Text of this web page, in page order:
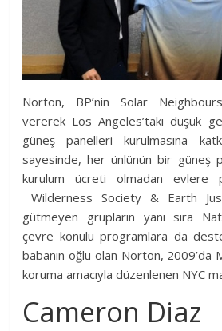
Norton, BP’nin Solar
vererek Los Angeles’taki düşük
güneş panelleri kurulmasına
sayesinde, her ünlünün bir güneş
kurulum ücreti olmadan evlere
Wilderness Society & Earth
gütmeyen grupların yanı sıra
çevre konulu programlara da
babanın oğlu olan Norton, 2009’da
koruma amacıyla düzenlenen NYC
Cameron Diaz